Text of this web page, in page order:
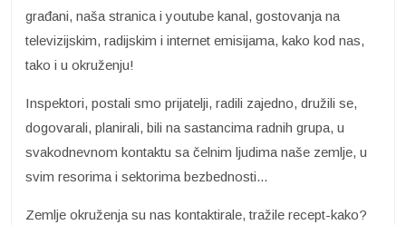
građani, naša stranica i youtube kanal, gostovanja na
televizijskim, radijskim i internet emisijama, kako kod nas,
tako i u okruženju!
Inspektori, postali smo prijatelji, radili zajedno, družili se,
dogovarali, planirali, bili na sastancima radnih grupa, u
svakodnevnom kontaktu sa čelnim ljudima naše zemlje, u
svim resorima i sektorima bezbednosti...
Zemlje okruženja su nas kontaktirale, tražile recept-kako?